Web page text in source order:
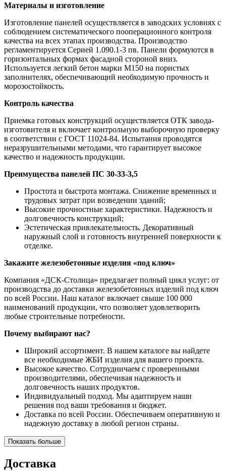
Материалы и изготовление
Изготовление панелей осуществляется в заводских условиях с
соблюдением систематического пооперационного контроля
качества на всех этапах производства. Производство
регламентируется Серией 1.090.1-3 пв. Панели формуются в
горизонтальных формах фасадной стороной вниз.
Используется легкий бетон марки М150 на пористых
заполнителях, обеспечивающий необходимую прочность и
морозостойкость.
Контроль качества
Приемка готовых конструкций осуществляется ОТК завода-
изготовителя и включает контрольную выборочную проверку
в соответствии с ГОСТ 11024-84. Испытания проводятся
неразрушительными методами, что гарантирует высокое
качество и надежность продукции.
Преимущества панелей ПС 30-33-3,5
Простота и быстрота монтажа. Снижение временных и
трудовых затрат при возведении зданий;
Высокие прочностные характеристики. Надежность и
долговечность конструкций;
Эстетическая привлекательность. Декоративный
наружный слой и готовность внутренней поверхности к
отделке.
Закажите железобетонные изделия «под ключ»
Компания «ДСК-Столица» предлагает полный цикл услуг: от
производства до доставки железобетонных изделий под ключ
по всей России. Наш каталог включает свыше 100 000
наименований продукции, что позволяет удовлетворить
любые строительные потребности.
Почему выбирают нас?
Широкий ассортимент. В нашем каталоге вы найдете
все необходимые ЖБИ изделия для вашего проекта.
Высокое качество. Сотрудничаем с проверенными
производителями, обеспечивая надежность и
долговечность наших продуктов.
Индивидуальный подход. Мы адаптируем наши
решения под ваши требования и бюджет.
Доставка по всей России. Обеспечиваем оперативную и
надежную доставку в любой регион страны.
Показать больше
Доставка